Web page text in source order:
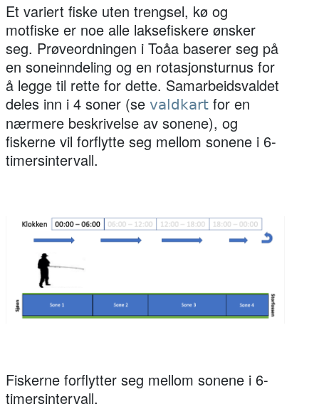
Et variert fiske uten trengsel, kø og
motfiske er noe alle laksefiskere ønsker
seg. Prøveordningen i Toåa baserer seg på
en soneinndeling og en rotasjonsturnus for
å legge til rette for dette. Samarbeidsvaldet
deles inn i 4 soner (se valdkart for en
nærmere beskrivelse av sonene), og
fiskerne vil forflytte seg mellom sonene i 6-
timersintervall.
Fiskerne forflytter seg mellom sonene i 6-
timersintervall.